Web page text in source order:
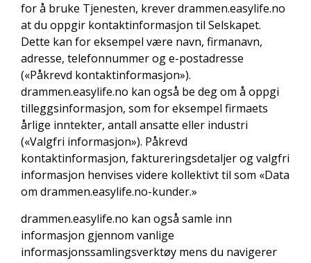
for å bruke Tjenesten, krever drammen.easylife.no
at du oppgir kontaktinformasjon til Selskapet.
Dette kan for eksempel være navn, firmanavn,
adresse, telefonnummer og e-postadresse
(«Påkrevd kontaktinformasjon»).
drammen.easylife.no kan også be deg om å oppgi
tilleggsinformasjon, som for eksempel firmaets
årlige inntekter, antall ansatte eller industri
(«Valgfri informasjon»). Påkrevd
kontaktinformasjon, faktureringsdetaljer og valgfri
informasjon henvises videre kollektivt til som «Data
om drammen.easylife.no-kunder.»
drammen.easylife.no kan også samle inn
informasjon gjennom vanlige
informasjonssamlingsverktøy mens du navigerer